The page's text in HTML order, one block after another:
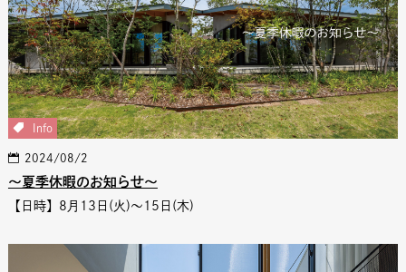
2024/08/2
Info
〜夏季休暇のお知らせ〜
【日時】8月13日(火)〜15日(木)